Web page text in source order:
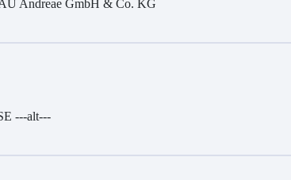
Andreae GmbH & Co. KG
---alt---